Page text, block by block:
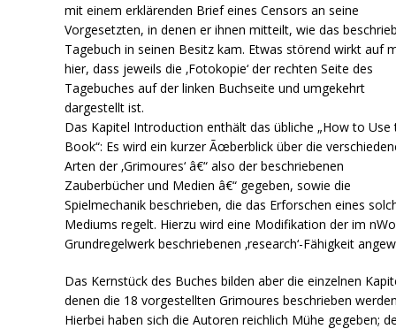
mit einem erklärenden Brief eines Censors an seine
Vorgesetzten, in denen er ihnen mitteilt, wie das
Tagebuch in seinen Besitz kam. Etwas störend wirkt auf
hier, dass jeweils die ‚Fotokopie‘ der rechten Seite des
Tagebuches auf der linken Buchseite und umgekehrt
dargestellt ist.
Das Kapitel Introduction enthält das übliche „How to Use
Book“: Es wird ein kurzer Ãœberblick über die
Arten der ‚Grimoures‘ â€“ also der beschriebenen
Zauberbücher und Medien â€“ gegeben, sowie die
Spielmechanik beschrieben, die das Erforschen eines
Mediums regelt. Hierzu wird eine Modifikation der im
Grundregelwerk beschriebenen ‚research‘-Fähigkeit
Das Kernstück des Buches bilden aber die einzelnen
denen die 18 vorgestellten Grimoures beschrieben
Hierbei haben sich die Autoren reichlich Mühe gegeben;